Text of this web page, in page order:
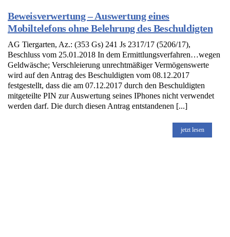
Beweisverwertung – Auswertung eines
Mobiltelefons ohne Belehrung des Beschuldigten
AG Tiergarten, Az.: (353 Gs) 241 Js 2317/17 (5206/17),
Beschluss vom 25.01.2018 In dem Ermittlungsverfahren…wegen
Geldwäsche; Verschleierung unrechtmäßiger Vermögenswerte
wird auf den Antrag des Beschuldigten vom 08.12.2017
festgestellt, dass die am 07.12.2017 durch den Beschuldigten
mitgeteilte PIN zur Auswertung seines IPhones nicht verwendet
werden darf. Die durch diesen Antrag entstandenen [...]
jetzt lesen